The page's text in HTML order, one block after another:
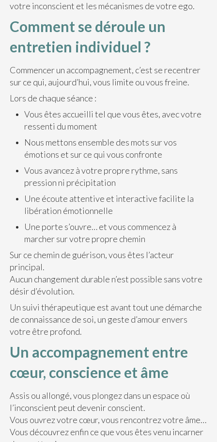
votre inconscient et les mécanismes de votre ego.
Comment se déroule un
entretien individuel ?
Commencer un accompagnement, c’est se recentrer
sur ce qui, aujourd’hui, vous limite ou vous freine.
Lors de chaque séance :
Vous êtes accueilli tel que vous êtes, avec votre
ressenti du moment
Nous mettons ensemble des mots sur vos
émotions et sur ce qui vous confronte
Vous avancez à votre propre rythme, sans
pression ni précipitation
Une écoute attentive et interactive facilite la
libération émotionnelle
Une porte s’ouvre… et vous commencez à
marcher sur votre propre chemin
Sur ce chemin de guérison, vous êtes l’acteur
principal.
Aucun changement durable n’est possible sans votre
désir d’évolution.
Un suivi thérapeutique est avant tout une démarche
de connaissance de soi, un geste d’amour envers
votre être profond.
Un accompagnement entre
cœur, conscience et âme
Assis ou allongé, vous plongez dans un espace où
l’inconscient peut devenir conscient.
Vous ouvrez votre cœur, vous rencontrez votre âme…
Vous découvrez enfin ce que vous êtes venu incarner